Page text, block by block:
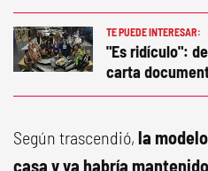
TE PUEDE INTERESAR:
"Es ridículo":
carta
Según trascendió, la
casa y ya habría